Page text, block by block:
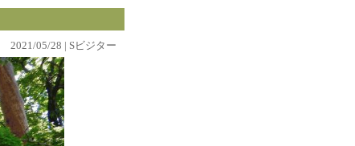
2021/05/28 | Sビジター